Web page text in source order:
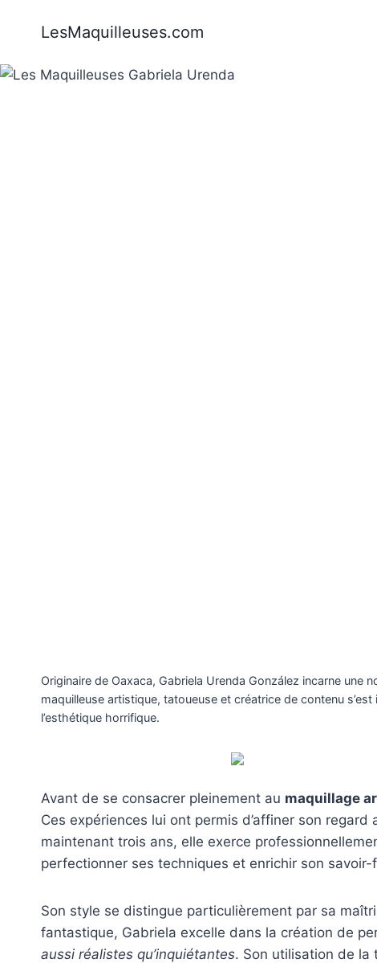
LesMaquilleuses.com
Originaire de Oaxaca, Gabriela Urenda González incarne une
maquilleuse artistique, tatoueuse et créatrice de contenu
l’esthétique horrifique.
Avant de se consacrer pleinement au maquillage
Ces expériences lui ont permis d’affiner son
maintenant trois ans, elle exerce
perfectionner ses techniques et enrichir son savoir-
Son style se distingue particulièrement par sa
fantastique, Gabriela excelle dans la création de
aussi réalistes qu’inquiétantes. Son utilisation de la